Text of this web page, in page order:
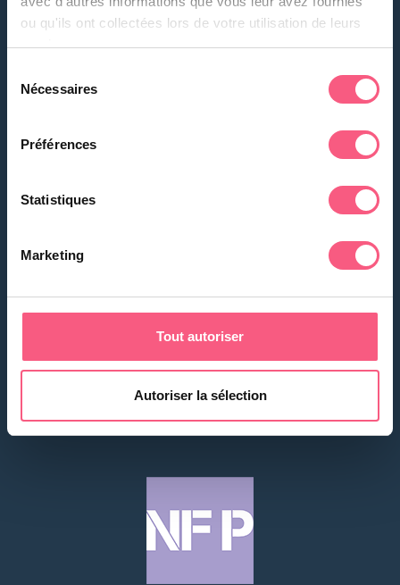
ou qu'ils ont collectées lors de votre utilisation de leurs
services.
Nécessaires
Préférences
Statistiques
Marketing
Tout autoriser
Autoriser la sélection
GARANTIES MÉCANISME ET PANNEAUX